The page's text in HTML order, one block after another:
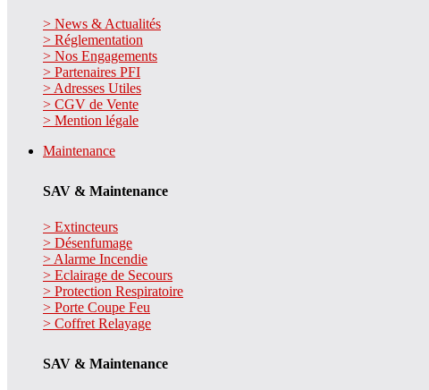
> News & Actualités
> Réglementation
> Nos Engagements
> Partenaires PFI
> Adresses Utiles
> CGV de Vente
> Mention légale
Maintenance
SAV & Maintenance
> Extincteurs
> Désenfumage
> Alarme Incendie
> Eclairage de Secours
> Protection Respiratoire
> Porte Coupe Feu
> Coffret Relayage
SAV & Maintenance